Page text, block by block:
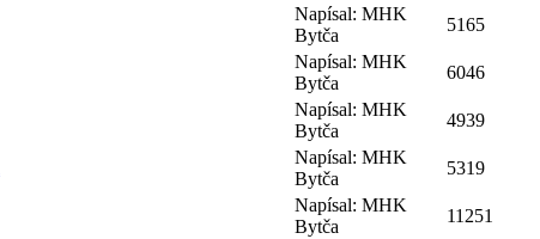
Napísal: MHK
Bytča
5165
Napísal: MHK
Bytča
6046
Napísal: MHK
Bytča
4939
Napísal: MHK
Bytča
5319
Napísal: MHK
Bytča
11251